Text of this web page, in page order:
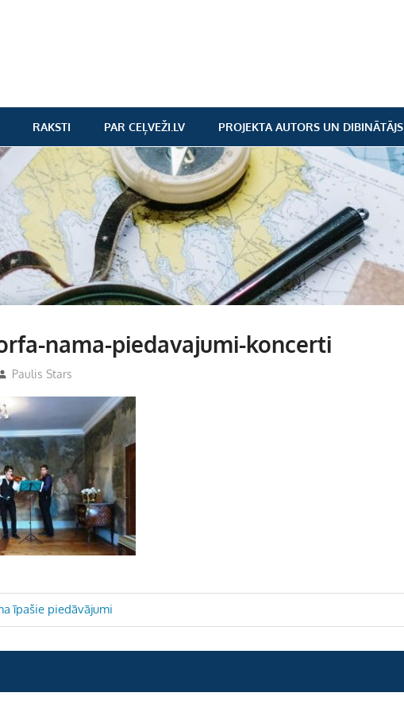
RAKSTI PAR CEĻVEŽI.LV PROJEKTA AUTORS UN DIBINĀTĀJS
nama-piedavajumi-koncerti
Paulis Stars
īpašie piedāvājumi